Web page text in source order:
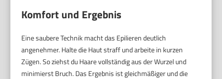
Komfort und Ergebnis
Eine saubere Technik macht das Epilieren deutlich
angenehmer. Halte die Haut straff und arbeite in kurzen
Zügen. So ziehst du Haare vollständig aus der Wurzel und
minimierst Bruch. Das Ergebnis ist gleichmäßiger und die